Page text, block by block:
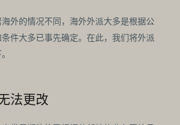
外的情况不同，海外外派大多是根据公
件大多已事先确定。在此，我们将外派
法更改